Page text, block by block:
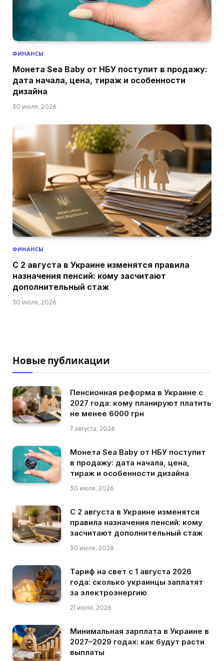
ФИНАНСЫ
Монета Sea Baby от НБУ поступит в продажу:
дата начала, цена, тираж и особенности
дизайна
30 июля, 2026
ФИНАНСЫ
С 2 августа в Украине изменятся правила
назначения пенсий: кому засчитают
дополнительный стаж
30 июля, 2026
Новые публикации
Пенсионная реформа в Украине с
2027 года: кому планируют платить
не менее 6000 грн
7 августа, 2026
Монета Sea Baby от НБУ поступит
в продажу: дата начала, цена,
тираж и особенности дизайна
30 июля, 2026
С 2 августа в Украине изменятся
правила назначения пенсий: кому
засчитают дополнительный стаж
30 июля, 2026
Тариф на свет с 1 августа 2026
года: сколько украинцы заплатят
за электроэнергию
21 июля, 2026
Минимальная зарплата в Украине в
2027–2029 годах: как будут расти
выплаты